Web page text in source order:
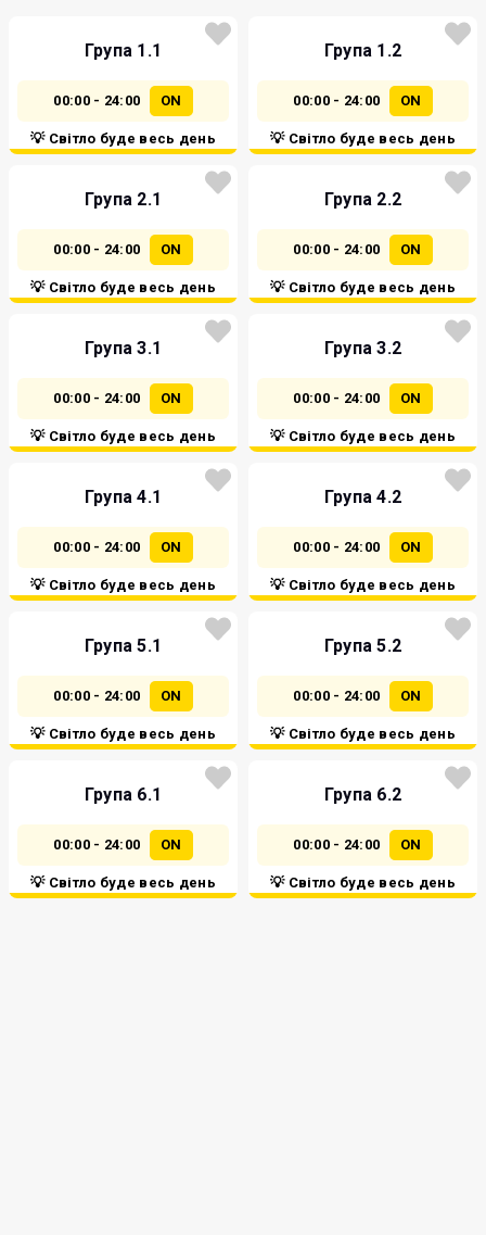
Група 1.1
00:00 - 24:00 ON
💡 Світло буде весь день
Група 1.2
00:00 - 24:00 ON
💡 Світло буде весь день
Група 2.1
00:00 - 24:00 ON
💡 Світло буде весь день
Група 2.2
00:00 - 24:00 ON
💡 Світло буде весь день
Група 3.1
00:00 - 24:00 ON
💡 Світло буде весь день
Група 3.2
00:00 - 24:00 ON
💡 Світло буде весь день
Група 4.1
00:00 - 24:00 ON
💡 Світло буде весь день
Група 4.2
00:00 - 24:00 ON
💡 Світло буде весь день
Група 5.1
00:00 - 24:00 ON
💡 Світло буде весь день
Група 5.2
00:00 - 24:00 ON
💡 Світло буде весь день
Група 6.1
00:00 - 24:00 ON
💡 Світло буде весь день
Група 6.2
00:00 - 24:00 ON
💡 Світло буде весь день